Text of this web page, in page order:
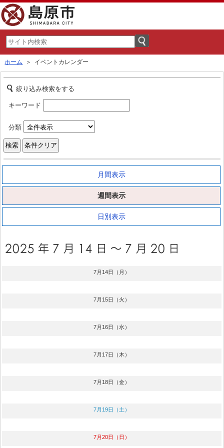
ホーム ＞ イベントカレンダー
絞り込み検索をする
キーワード
分類
月間表示
週間表示
日別表示
7月14日（月）
7月15日（火）
7月16日（水）
7月17日（木）
7月18日（金）
7月19日（土）
7月20日（日）